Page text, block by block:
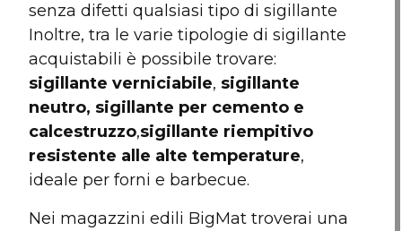
senza difetti qualsiasi tipo di sigillante
Inoltre, tra le varie tipologie di sigillante
acquistabili è possibile trovare:
sigillante verniciabile, sigillante
neutro, sigillante per cemento e
calcestruzzo,sigillante riempitivo
resistente alle alte temperature,
ideale per forni e barbecue.
Nei magazzini edili BigMat troverai una